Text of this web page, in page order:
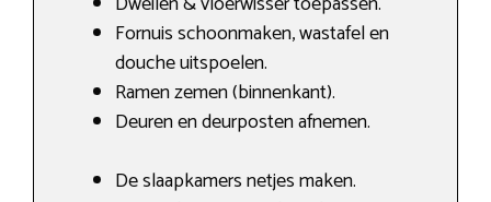
Fornuis schoonmaken, wastafel en
douche uitspoelen.
Ramen zemen (binnenkant).
Deuren en deurposten afnemen.
De slaapkamers netjes maken.